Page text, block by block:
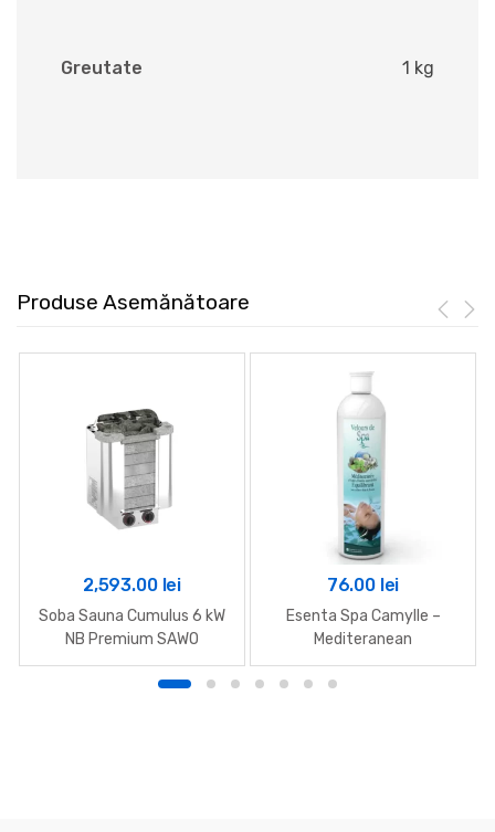
Greutate 1 kg
Produse Asemănătoare
2,593.00 lei
Soba Sauna Cumulus 6 kW
NB Premium SAWO
76.00 lei
Esenta Spa Camylle –
Mediteranean